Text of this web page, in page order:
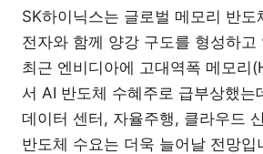
SK하이닉스는 글로벌 메모리 반도
전자와 함께 양강 구도를 형성하고
최근 엔비디아에 고대역폭 메모리
서 AI 반도체 수혜주로 급부상했는
데이터 센터, 자율주행, 클라우드
반도체 수요는 더욱 늘어날 전망입